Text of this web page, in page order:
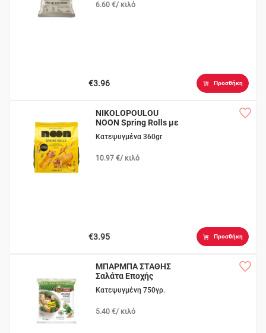
6.60 €/ κιλό
€3.96 Προσθήκη
NIKOLOPOULOU
NOON Spring Rolls με
Λαχανικά
Κατεψυγμένα 360gr
10.97 €/ κιλό
€3.95 Προσθήκη
ΜΠΑΡΜΠΑ ΣΤΑΘΗΣ
Σαλάτα Εποχής
Κατεψυγμένη 750γρ.
5.40 €/ κιλό